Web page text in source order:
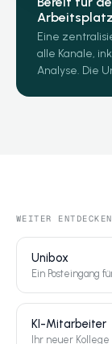
Eine
alle Kanäle,
Analyse. Die
WEITER ENTDECKEN
Unibox
Ein Posteingang
KI-Mitarbeiter
Ihr neuer Kollege